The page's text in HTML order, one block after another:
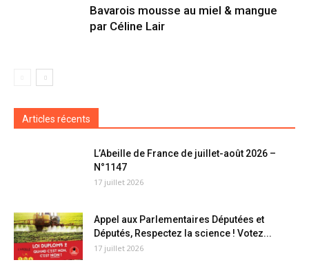
Bavarois mousse au miel & mangue
par Céline Lair
Articles récents
L’Abeille de France de juillet-août 2026 –
N°1147
17 juillet 2026
Appel aux Parlementaires Députées et
Députés, Respectez la science ! Votez...
17 juillet 2026